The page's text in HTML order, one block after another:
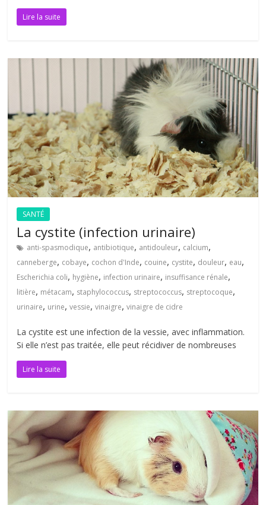
Lire la suite
SANTÉ
La cystite (infection urinaire)
anti-spasmodique, antibiotique, antidouleur, calcium,
canneberge, cobaye, cochon d'Inde, couine, cystite, douleur, eau,
Escherichia coli, hygiène, infection urinaire, insuffisance rénale,
litière, métacam, staphylococcus, streptococcus, streptocoque,
urinaire, urine,vessie,vinaigre,vinaigre de cidre
La cystite est une infection de la vessie, avec inflammation.
Si elle n’est pas traitée, elle peut récidiver de nombreuses
Lire la suite